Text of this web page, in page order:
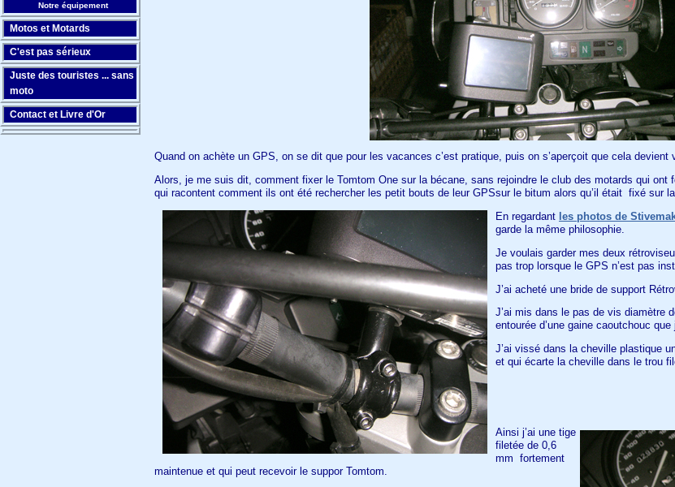
Quand on achète un GPS, on se dit que pour les vacances c’est pratique, puis on s’aperçoit que cela
Alors, je me suis dit, comment fixer le Tomtom One sur la bécane, sans rejoindre le club des motards qui
qui racontent comment ils ont été rechercher les petit bouts de leur GPSsur le bitum alors qu’il était fixé sur
En regardant les photos de
garde la même philosophie.
Je voulais garder mes deux
pas trop lorsque le GPS n’est pas
J’ai acheté une bride de support
J’ai mis dans le pas de vis diamètre
entourée d’une gaine caoutchouc que
J’ai vissé dans la cheville plastique
et qui écarte la cheville dans le trou
Ainsi j’ai une tige
filetée de 0,6
mm fortement
maintenue et qui peut recevoir le suppor Tomtom.
Notre équipement
Motos et Motards
C'est pas sérieux
Juste des touristes ... sans
moto
Contact et Livre d'Or